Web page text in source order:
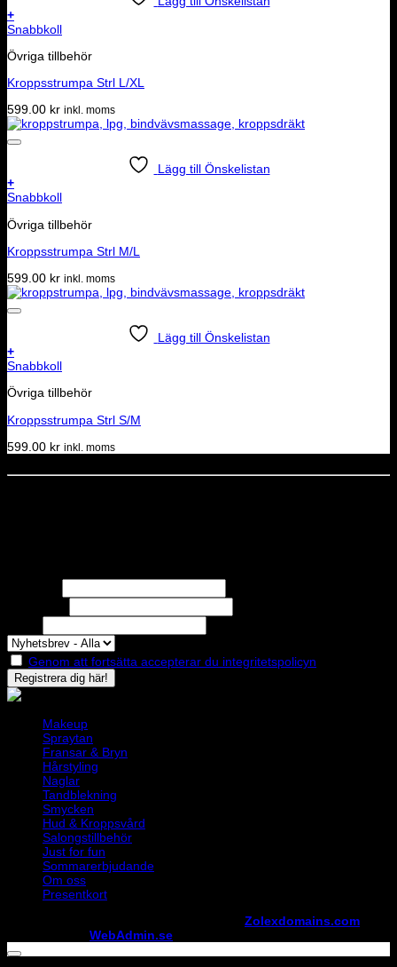
+
Snabbkoll
Övriga tillbehör
Kroppsstrumpa Strl L/XL
599.00 kr inkl. moms
Lägg till Önskelistan
+
Snabbkoll
Övriga tillbehör
Kroppsstrumpa Strl M/L
599.00 kr inkl. moms
Lägg till Önskelistan
+
Snabbkoll
Övriga tillbehör
Kroppsstrumpa Strl S/M
599.00 kr inkl. moms
Genom att fortsätta accepterar du integritetspolicyn
Makeup
Spraytan
Fransar & Bryn
Hårstyling
Naglar
Tandblekning
Smycken
Hud & Kroppsvård
Salongstillbehör
Just for fun
Sommarerbjudande
Om oss
Presentkort
Zolexdomains.com
WebAdmin.se